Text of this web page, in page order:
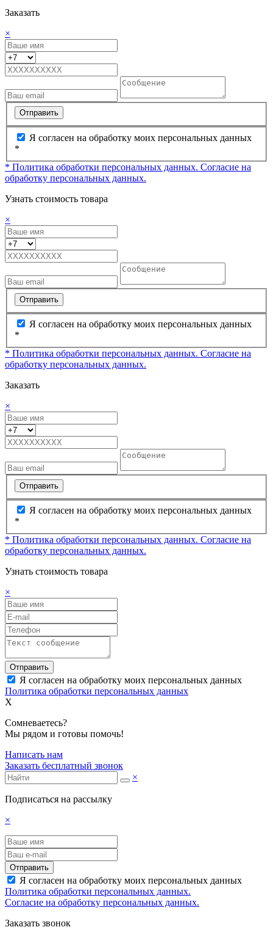
Заказать
×
Отправить
Я согласен на обработку моих персональных данных
*
* Политика обработки персональных данных. Согласие на
обработку персональных данных.
Узнать стоимость товара
×
Отправить
Я согласен на обработку моих персональных данных
*
* Политика обработки персональных данных. Согласие на
обработку персональных данных.
Заказать
×
Отправить
Я согласен на обработку моих персональных данных
*
* Политика обработки персональных данных. Согласие на
обработку персональных данных.
Узнать стоимость товара
×
Отправить
Я согласен на обработку моих персональных данных
Политика обработки персональных данных
X
Сомневаетесь?
Мы рядом и готовы помочь!
Написать нам
Заказать бесплатный звонок
×
Подписаться на рассылку
×
Отправить
Я согласен на обработку моих персональных данных
Политика обработки персональных данных.
Согласие на обработку персональных данных.
Заказать звонок